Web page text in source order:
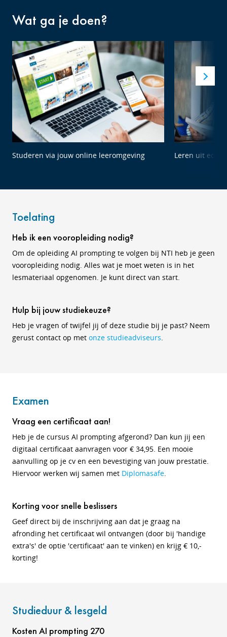
Wat ga je doen?
Studeren via jouw online leeromgeving Leren uit
Toelating
Heb ik een vooropleiding nodig?
Om de opleiding AI prompting te volgen bij NTI heb je geen
vooropleiding nodig. Alles wat je moet weten is in het
lesmateriaal opgenomen. Je kunt direct van start.
Hulp bij jouw studiekeuze?
Heb je vragen of twijfel jij of deze studie bij je past? Neem
gerust contact op met onze studieadviseurs.
Examen
Vraag een certificaat aan!
Heb je de cursus AI prompting afgerond? Dan kun jij een
digitaal certificaat aanvragen voor € 34,95. Een mooie
aanvulling op je cv en een bevestiging van jouw prestatie.
Hiervoor werken wij samen met Diplomasafe.
Korting voor snelle beslissers
Geef direct bij de inschrijving aan dat je graag na
afronding het certificaat wil ontvangen (door bij 'handige
extra's' de optie 'certificaat' aan te vinken) en krijg € 10,-
korting!
Studieduur & lesgeld
Kosten AI prompting 270